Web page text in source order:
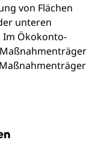
von Flächen
unteren
Im Ökokonto-